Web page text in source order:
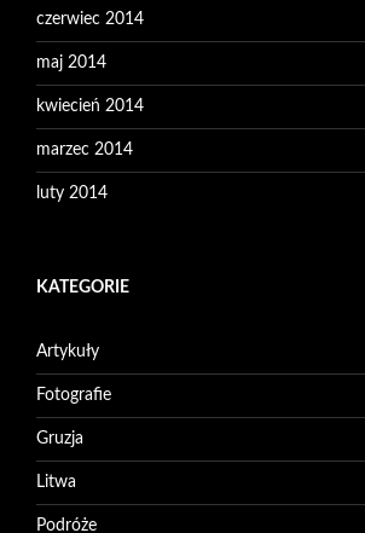
czerwiec 2014
maj 2014
kwiecień 2014
marzec 2014
luty 2014
KATEGORIE
Artykuły
Fotografie
Gruzja
Litwa
Podróże